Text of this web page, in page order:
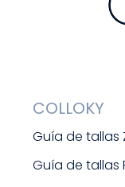
COLLOKY
Guía de tallas
Guía de tallas